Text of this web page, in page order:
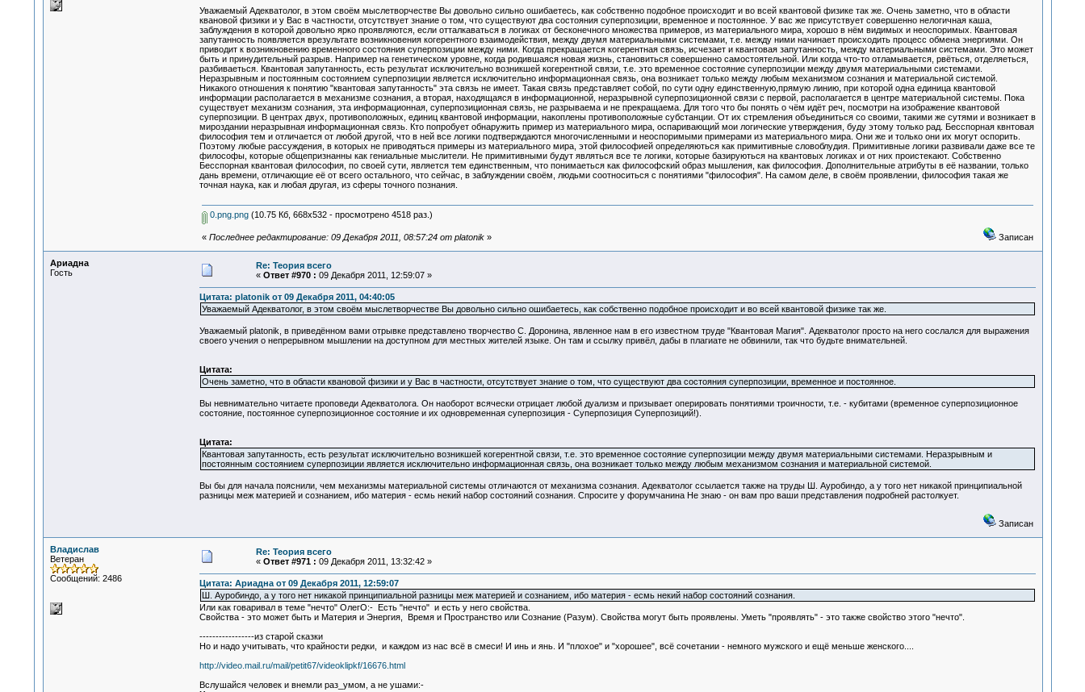
Уважаемый Адекватолог, в этом своём мыслетворчестве Вы довольно сильно ошибаетесь, как собственно подобное происходит и во всей квантовой физике так же. Очень заметно, что в области
квановой физики и у Вас в частности, отсутствует знание о том, что существуют два состояния суперпозиции, временное и постоянное. У вас же присутствует совершенно нелогичная каша,
заблуждения в которой довольно ярко проявляются, если отталкаваться в логиках от бесконечного множества примеров, из материального мира, хорошо в нём видимых и неоспоримых. Квантовая
запутанность появляется врезультате возникновения когерентного взаимодействия, между двумя материальными системами, т.е. между ними начинает происходить процесс обмена энергиями. Он
приводит к возникновению временного состояния суперпозиции между ними. Когда прекращается когерентная связь, исчезает и квантовая запутанность, между материальными системами. Это может
быть и принудительный разрыв. Например на генетическом уровне, когда родившаяся новая жизнь, становиться совершенно самостоятельной. Или когда что-то отламывается, рвёться, отделяеться,
разбиваеться. Квантовая запутанность, есть результат исключительно возникшей когерентной связи, т.е. это временное состояние суперпозиции между двумя материальными системами.
Неразрывным и постоянным состоянием суперпозиции является исключительно информационная связь, она возникает только между любым механизмом сознания и материальной системой.
Никакого отношения к понятию "квантовая запутанность" эта связь не имеет. Такая связь представляет собой, по сути одну единственную,прямую линию, при которой одна единица квантовой
информации располагается в механизме сознания, а вторая, находящаяся в информационной, неразрывной суперпозиционной связи с первой, располагается в центре материальной системы. Пока
существует механизм сознания, эта информационная, суперпозиционная связь, не разрываема и не прекращаема. Для того что бы понять о чём идёт реч, посмотри на изображение квантовой
суперпозиции. В центрах двух, противоположных, единиц квантовой информации, накоплены противоположные субстанции. От их стремления объединиться со своими, такими же сутями и возникает в
мироздании неразрывная информационная связь. Кто попробует обнаружить пример из материального мира, оспаривающий мои логические утверждения, буду этому только рад. Бесспорная квнтовая
философия тем и отличается от любой другой, что в ней все логики подтверждаются многочисленными и неоспоримыми примерами из материального мира. Они же и только они их могут оспорить.
Поэтому любые рассуждения, в которых не приводяться примеры из материального мира, этой философией определяються как примитивные словоблудия. Примитивные логики развивали даже все те
философы, которые общепризнанны как гениальные мыслители. Не примитивными будут являться все те логики, которые базируються на квантовых логиках и от них проистекают. Собственно
Бесспорная квантовая философия, по своей сути, является тем единственным, что понимаеться как философский образ мышления, как философия. Дополнительные атрибуты в её названии, только
дань времени, отличающие её от всего остального, что сейчас, в заблуждении своём, людьми соотноситься с понятиями "философия". На самом деле, в своём проявлении, философия такая же
точная наука, как и любая другая, из сферы точного познания.
0.png.png(10.75 Кб, 668x532 - просмотрено 4518 раз.)
« Последнее редактирование: 09 Декабря 2011, 08:57:24 от platonik» Записан
Ариадна
Гость
Re: Теория всего
« Ответ #970 : 09 Декабря 2011, 12:59:07 »
Цитата: platonik от 09 Декабря 2011, 04:40:05
Уважаемый Адекватолог, в этом своём мыслетворчестве Вы довольно сильно ошибаетесь, как собственно подобное происходит и во всей квантовой физике так же.
Уважаемый platonik, в приведённом вами отрывке представлено творчество С. Доронина, явленное нам в его известном труде "Квантовая Магия". Адекватолог просто на него сослался для выражения
своего учения о непрерывном мышлении на доступном для местных жителей языке. Он там и ссылку привёл, дабы в плагиате не обвинили, так что будьте внимательней.
Цитата:
Очень заметно, что в области квановой физики и у Вас в частности, отсутствует знание о том, что существуют два состояния суперпозиции, временное и постоянное.
Вы невнимательно читаете проповеди Адекватолога. Он наоборот всячески отрицает любой дуализм и призывает оперировать понятиями троичности, т.е. - кубитами (временное суперпозиционное
состояние, постоянное суперпозиционное состояние и их одновременная суперпозиция - Суперпозиция Суперпозиций!).
Цитата:
Квантовая запутанность, есть результат исключительно возникшей когерентной связи, т.е. это временное состояние суперпозиции между двумя материальными системами. Неразрывным и
постоянным состоянием суперпозиции является исключительно информационная связь, она возникает только между любым механизмом сознания и материальной системой.
Вы бы для начала пояснили, чем механизмы материальной системы отличаются от механизма сознания. Адекватолог ссылается также на труды Ш. Ауробиндо, а у того нет никакой принципиальной
разницы меж материей и сознанием, ибо материя - есмь некий набор состояний сознания. Спросите у форумчанина Не знаю - он вам про ваши представления подробней растолкует.
Записан
Владислав
Ветеран
Сообщений: 2486
Re: Теория всего
« Ответ #971 : 09 Декабря 2011, 13:32:42 »
Цитата: Ариадна от 09 Декабря 2011, 12:59:07
Ш. Ауробиндо, а у того нет никакой принципиальной разницы меж материей и сознанием, ибо материя - есмь некий набор состояний сознания.
Или как говаривал в теме "нечто" ОлегО:- Есть "нечто" и есть у него свойства.
Свойства - это может быть и Материя и Энергия, Время и Пространство или Сознание (Разум). Свойства могут быть проявлены. Уметь "проявлять" - это также свойство этого "нечто".
-----------------из старой сказки
Но и надо учитывать, что крайности редки, и каждом из нас всё в смеси! И инь и янь. И "плохое" и "хорошее", всё сочетании - немного мужского и ещё меньше женского....
http://video.mail.ru/mail/petit67/videoklipkf/16676.html
Вслушайся человек и внемли раз_умом, а не ушами:-